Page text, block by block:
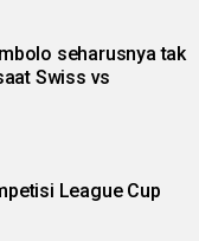
seharusnya tak
Swiss vs
League Cup